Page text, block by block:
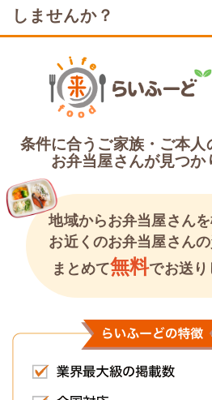
しませんか？
条件に合うご家族・ご本人
お弁当屋さんが見つか
地域からお弁当屋さんを
お近くのお弁当屋さん
まとめて無料でお送り